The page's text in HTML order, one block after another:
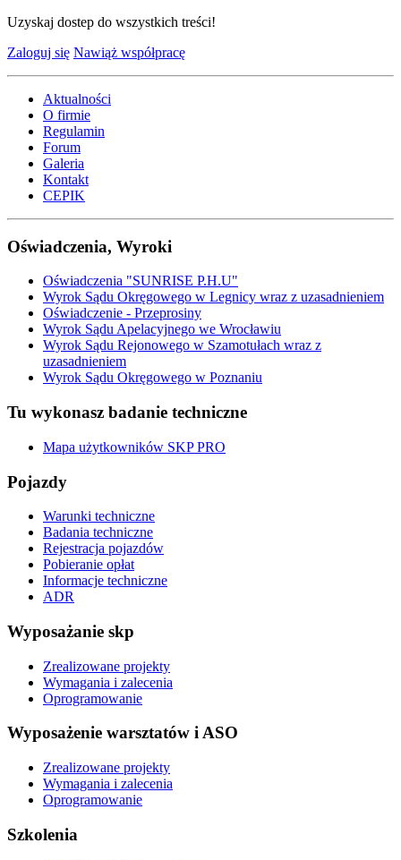
Uzyskaj dostep do wszystkich treści!
Zaloguj się Nawiąż współpracę
Aktualności
O firmie
Regulamin
Forum
Galeria
Kontakt
CEPIK
Oświadczenia, Wyroki
Oświadczenia "SUNRISE P.H.U"
Wyrok Sądu Okręgowego w Legnicy wraz z uzasadnieniem
Oświadczenie - Przeprosiny
Wyrok Sądu Apelacyjnego we Wrocławiu
Wyrok Sądu Rejonowego w Szamotułach wraz z
uzasadnieniem
Wyrok Sądu Okręgowego w Poznaniu
Tu wykonasz badanie techniczne
Mapa użytkowników SKP PRO
Pojazdy
Warunki techniczne
Badania techniczne
Rejestracja pojazdów
Pobieranie opłat
Informacje techniczne
ADR
Wyposażanie skp
Zrealizowane projekty
Wymagania i zalecenia
Oprogramowanie
Wyposażenie warsztatów i ASO
Zrealizowane projekty
Wymagania i zalecenia
Oprogramowanie
Szkolenia